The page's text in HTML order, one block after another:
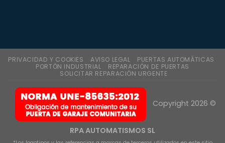
PRIVACIDAD Y COOKIES AVISO LEGAL
PUERTAS AUTOMÁTICAS
PORTÓN INDUSTRIAL
REPARACIÓN DE PUERTAS
SOLICITAR REPARACIÓN URGENTE
Copyright 2026 ©
RPA AUTOMATISMOS SL